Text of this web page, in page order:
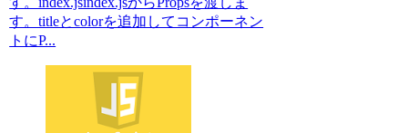
す。titleとcolorを追加してコンポーネン
トにP...